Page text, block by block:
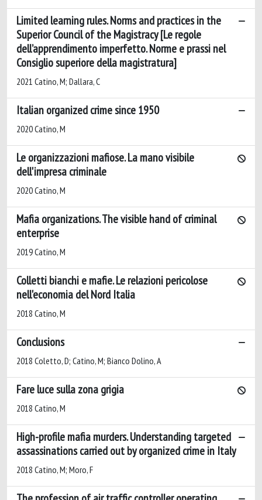
Limited learning rules. Norms and practices in the
Superior Council of the Magistracy [Le regole
dell’apprendimento imperfetto. Norme e prassi nel
Consiglio superiore della magistratura]
2021 Catino, M; Dallara, C
Italian organized crime since 1950
2020 Catino, M
Le organizzazioni mafiose. La mano visibile
dell'impresa criminale
2020 Catino, M
Mafia organizations. The visible hand of criminal
enterprise
2019 Catino, M
Colletti bianchi e mafie. Le relazioni pericolose
nell'economia del Nord Italia
2018 Catino, M
Conclusions
2018 Coletto, D; Catino, M; Bianco Dolino, A
Fare luce sulla zona grigia
2018 Catino, M
High-profile mafia murders. Understanding targeted
assassinations carried out by organized crime in Italy
2018 Catino, M; Moro, F